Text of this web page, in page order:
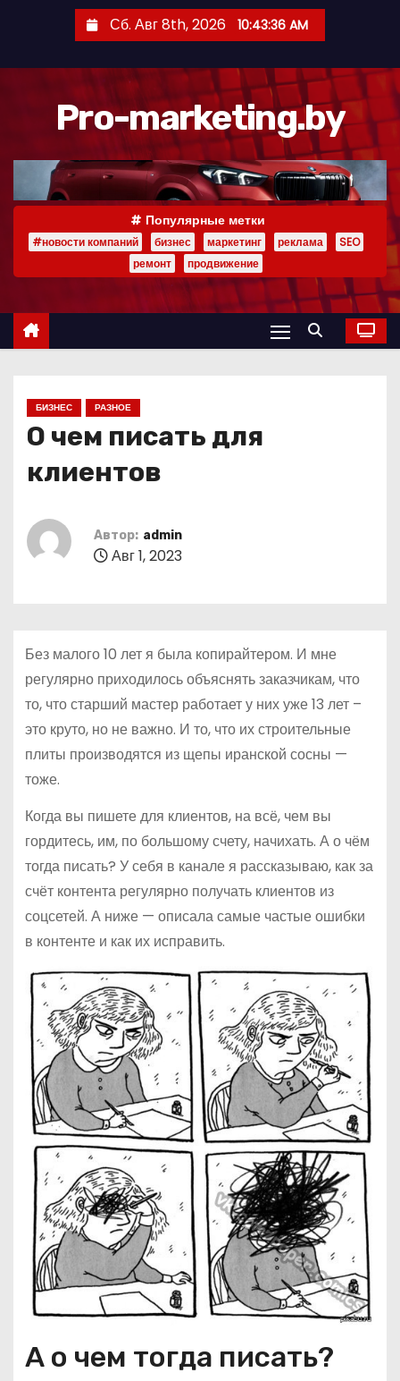
р
Сб. Авг 8th, 2026 10:43:37 AM
Pro-marketing.by
Популярные метки
#новости компаний бизнес маркетинг реклама
SEO
ремонт
продвижение
БИЗНЕС РАЗНОЕ
О чем писать для
клиентов
Автор: admin
Авг 1, 2023
Без малого 10 лет я была копирайтером. И мне
регулярно приходилось объяснять заказчикам, что
то, что старший мастер работает у них уже 13 лет –
это круто, но не важно. И то, что их строительные
плиты производятся из щепы иранской сосны —
тоже.
Когда вы пишете для клиентов, на всё, чем вы
гордитесь, им, по большому счету, начихать. А о чём
тогда писать? У себя в канале я рассказываю, как за
счёт контента регулярно получать клиентов из
соцсетей. А ниже — описала самые частые ошибки
в контенте и как их исправить.
А о чем тогда писать?